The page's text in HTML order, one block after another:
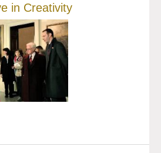
in Creativity